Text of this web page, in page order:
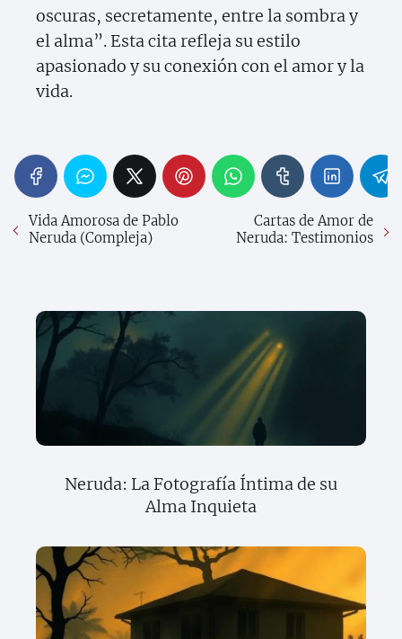
oscuras, secretamente, entre la sombra y
el alma”. Esta cita refleja su estilo
apasionado y su conexión con el amor y la
vida.
Vida Amorosa de Pablo
Neruda (Compleja)
Cartas de Amor de
Neruda: Testimonios
Neruda: La Fotografía Íntima de su
Alma Inquieta